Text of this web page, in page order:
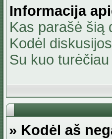
Informacija
Kas parašė šią
Kodėl
Su kuo
» Kodėl aš